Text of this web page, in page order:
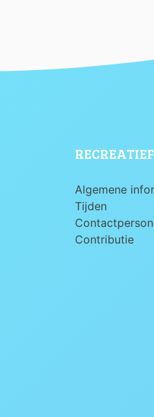
Algemene
Tijden
Contributie